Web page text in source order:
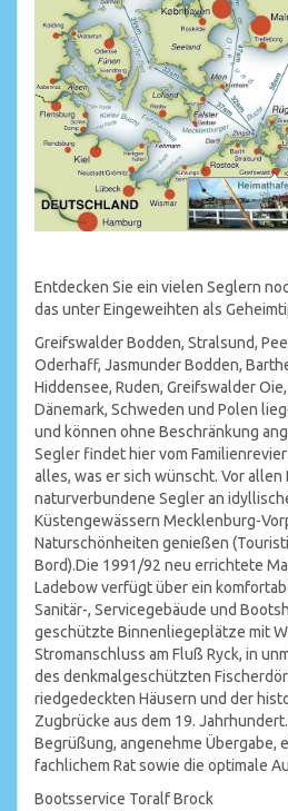
Entdecken Sie ein vielen Seglern
das unter Eingeweihten als
Greifswalder Bodden, Stralsund,
Oderhaff, Jasmunder Bodden,
Hiddensee, Ruden, Greifswalder
Dänemark, Schweden und Polen
und können ohne Beschränkung
Segler findet hier vom
alles, was er sich wünscht. Vor allen
naturverbundene Segler an
Küstengewässern Mecklenburg-
Naturschönheiten genießen
Bord).Die 1991/92 neu errichtete
Ladebow verfügt über ein
Sanitär-, Servicegebäude und
geschützte Binnenliegeplätze mit
Stromanschluss am Fluß Ryck, in
des denkmalgeschützten
riedgedeckten Häusern und der
Zugbrücke aus dem 19.
Begrüßung, angenehme Übergabe,
fachlichem Rat sowie die optimale
Bootsservice Toralf Brock